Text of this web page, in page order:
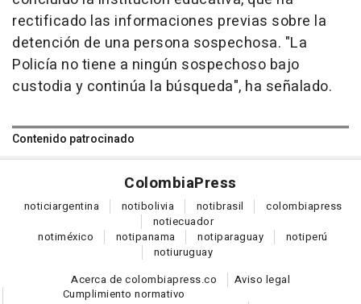
rectificado las informaciones previas sobre la
detención de una persona sospechosa. "La
Policía no tiene a ningún sospechoso bajo
custodia y continúa la búsqueda", ha señalado.
Contenido patrocinado
ColombiaPress
noticiargentina notibolivia notibrasil colombiapress
notiecuador
notiméxico notipanama notiparaguay notiperú
notiuruguay
Acerca de colombiapress.co
Aviso legal
Cumplimiento normativo